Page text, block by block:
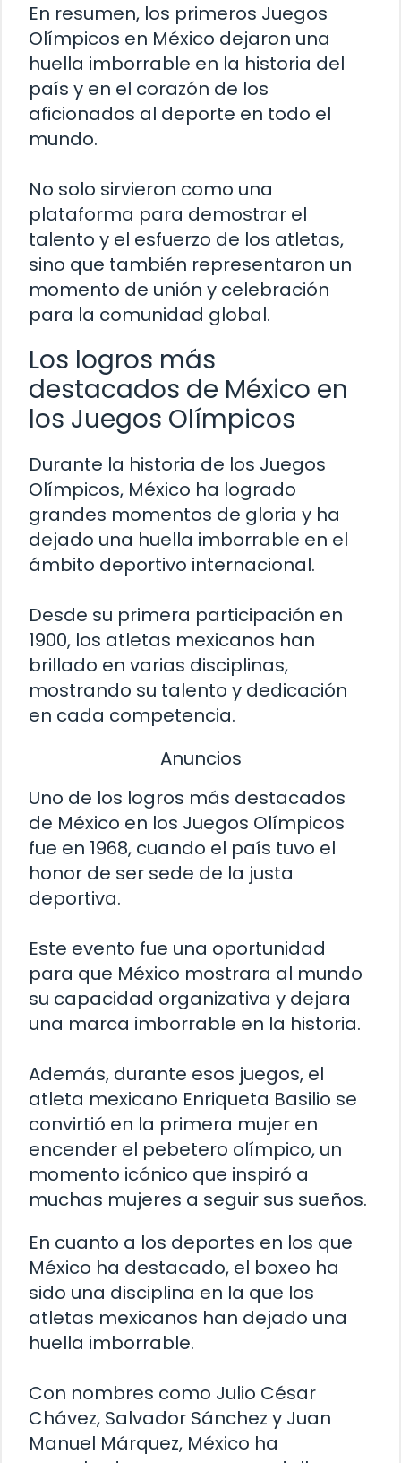
En resumen, los primeros Juegos
Olímpicos en México dejaron una
huella imborrable en la historia del
país y en el corazón de los
aficionados al deporte en todo el
mundo.
No solo sirvieron como una
plataforma para demostrar el
talento y el esfuerzo de los atletas,
sino que también representaron un
momento de unión y celebración
para la comunidad global.
Los logros más
destacados de México en
los Juegos Olímpicos
Durante la historia de los Juegos
Olímpicos, México ha logrado
grandes momentos de gloria y ha
dejado una huella imborrable en el
ámbito deportivo internacional.
Desde su primera participación en
1900, los atletas mexicanos han
brillado en varias disciplinas,
mostrando su talento y dedicación
en cada competencia.
Anuncios
Uno de los logros más destacados
de México en los Juegos Olímpicos
fue en 1968, cuando el país tuvo el
honor de ser sede de la justa
deportiva.
Este evento fue una oportunidad
para que México mostrara al mundo
su capacidad organizativa y dejara
una marca imborrable en la historia.
Además, durante esos juegos, el
atleta mexicano Enriqueta Basilio se
convirtió en la primera mujer en
encender el pebetero olímpico, un
momento icónico que inspiró a
muchas mujeres a seguir sus sueños.
En cuanto a los deportes en los que
México ha destacado, el boxeo ha
sido una disciplina en la que los
atletas mexicanos han dejado una
huella imborrable.
Con nombres como Julio César
Chávez, Salvador Sánchez y Juan
Manuel Márquez, México ha